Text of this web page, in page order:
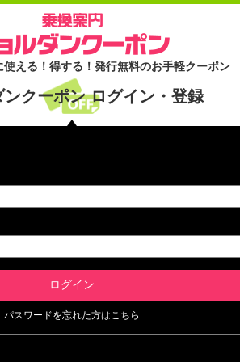
使える！得する！発行無料のお手軽クーポン
ンクーポン ログイン・登録
パスワードを忘れた方はこちら